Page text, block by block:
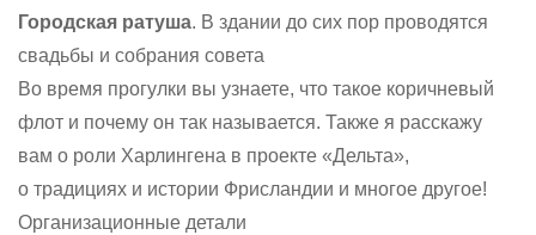
Городская ратуша. В здании до сих пор проводятся
свадьбы и собрания совета
Во время прогулки вы узнаете, что такое коричневый
флот и почему он так называется. Также я расскажу
вам о роли Харлингена в проекте «Дельта»,
о традициях и истории Фрисландии и многое другое!
Организационные детали